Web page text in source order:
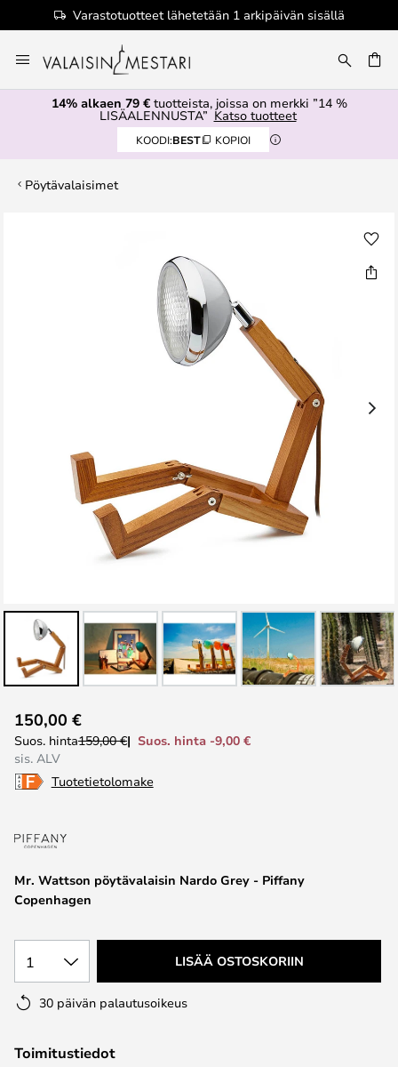
Varastotuotteet lähetetään 1 arkipäivän sisällä
to
Content
14% alkaen 79 €tuotteista, joissa on merkki ”14 %
LISÄALENNUSTA” Katso tuotteet
KOODI:BEST KOPIOI
Pöytävalaisimet
to
the
beginning
of
images
Mr. Wattson pöytävalaisin Nardo Grey - Piffany
Copenhagen
150,00 €
Suos. hinta159,00 €
Suos. hinta -9,00 €
sis. ALV
Tuotetietolomake
1 LISÄÄ OSTOSKORIIN
30 päivän palautusoikeus
Toimitustiedot